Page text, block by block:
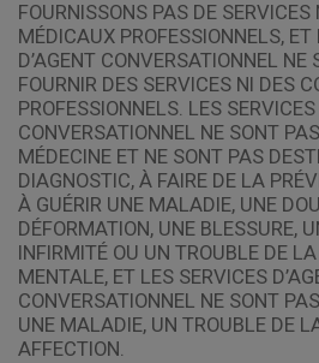
FOURNISSONS PAS DE SERVICES
MÉDICAUX PROFESSIONNELS, ET
D’AGENT CONVERSATIONNEL
FOURNIR DES SERVICES NI DES
PROFESSIONNELS. LES SERVICES
CONVERSATIONNEL NE SONT
MÉDECINE ET NE SONT PAS
DIAGNOSTIC, À FAIRE DE LA
À GUÉRIR UNE MALADIE, UNE
DÉFORMATION, UNE BLESSURE,
INFIRMITÉ OU UN TROUBLE DE
MENTALE, ET LES SERVICES
CONVERSATIONNEL NE SONT
UNE MALADIE, UN TROUBLE DE
AFFECTION.